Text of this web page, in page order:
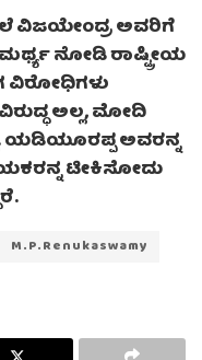
ವಿಜಯೇಂದ್ರ ಅವರಿಗೆ
ನೋಡಿ ರಾಷ್ಟ್ರೀಯ
ವಿರೋಧಿಗಳು
ಅಲ್ಲ, ಮೋದಿ
ಯಡಿಯೂರಪ್ಪ ಅವರನ್ನ
ಟೀಕಿಸೋದು
M.P.Renukaswamy